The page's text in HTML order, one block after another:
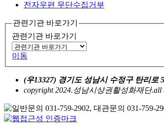
전자우편 무단수집거부
관련기관 바로가기
관련기관 바로가기
이동
(우13327) 경기도 성남시 수정구 탄리로
copyright 2024.성남시상권활성화재단.all